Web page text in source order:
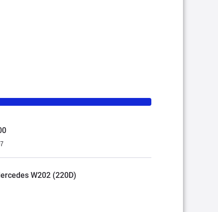
W202 (220D)